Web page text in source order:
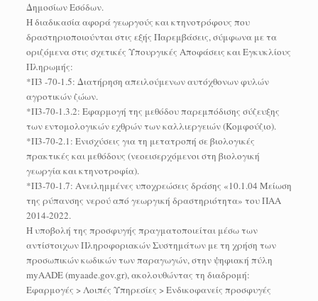
Δημοσίων Εσόδων.
Η διαδικασία αφορά γεωργούς και κτηνοτρόφους που
δραστηριοποιούνται στις εξής Παρεμβάσεις, σύμφωνα με τα
οριζόμενα στις σχετικές Υπουργικές Αποφάσεις και Εγκυκλίους
Πληρωμής:
*Π3 -70-1.5: Διατήρηση απειλούμενων αυτόχθονων φυλών
αγροτικών ζώων.
*Π3-70-1.3.2: Εφαρμογή της μεθόδου παρεμπόδισης σύζευξης
των εντομολογικών εχθρών των καλλιεργειών (Κομφούζιο).
*Π3-70-2.1: Ενισχύσεις για τη μετατροπή σε βιολογικές
πρακτικές και μεθόδους (νεοεισερχόμενοι στη βιολογική
γεωργία και κτηνοτροφία).
*Π3-70-1.7: Ανειλημμένες υποχρεώσεις δράσης «10.1.04 Μείωση
της ρύπανσης νερού από γεωργική δραστηριότητα» του ΠΑΑ
2014-2022.
Η υποβολή της προσφυγής πραγματοποιείται μέσω των
αντίστοιχων Πληροφοριακών Συστημάτων με τη χρήση των
προσωπικών κωδικών των παραγωγών, στην ψηφιακή πύλη
myAADE (myaade.gov.gr), ακολουθώντας τη διαδρομή:
Εφαρμογές > Λοιπές Υπηρεσίες > Ενδικοφανείς προσφυγές